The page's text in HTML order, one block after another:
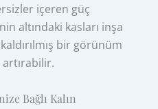
içeren güç
altındaki kasları inşa
bir görünüm
artırabilir.
Bağlı Kalın